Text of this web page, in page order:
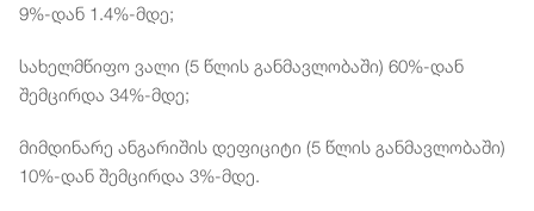
9%-დან 1.4%-მდე;
სახელმწიფო ვალი (5 წლის განმავლობაში) 60%-დან
შემცირდა 34%-მდე;
მიმდინარე ანგარიშის დეფიციტი (5 წლის განმავლობაში)
10%-დან შემცირდა 3%-მდე.